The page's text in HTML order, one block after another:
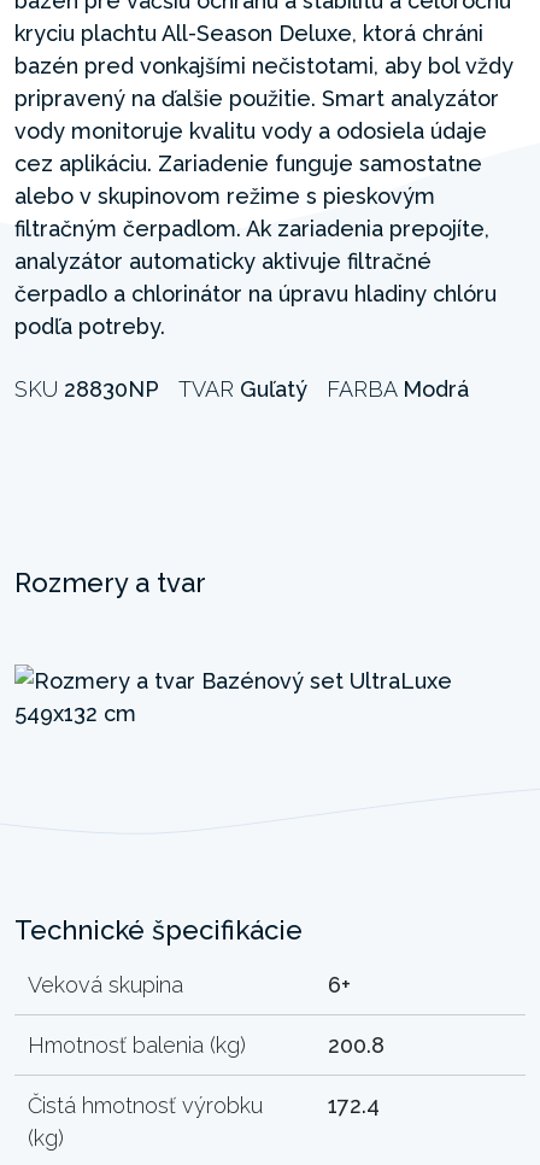
kryciu plachtu All-Season Deluxe, ktorá chráni
bazén pred vonkajšími nečistotami, aby bol vždy
pripravený na ďalšie použitie. Smart analyzátor
vody monitoruje kvalitu vody a odosiela údaje
cez aplikáciu. Zariadenie funguje samostatne
alebo v skupinovom režime s pieskovým
filtračným čerpadlom. Ak zariadenia prepojíte,
analyzátor automaticky aktivuje filtračné
čerpadlo a chlorinátor na úpravu hladiny chlóru
podľa potreby.
SKU 28830NP TVAR Guľatý FARBA Modrá
Rozmery a tvar
Technické špecifikácie
Veková skupina 6+
Hmotnosť balenia (kg) 200.8
Čistá hmotnosť výrobku
(kg)
172.4